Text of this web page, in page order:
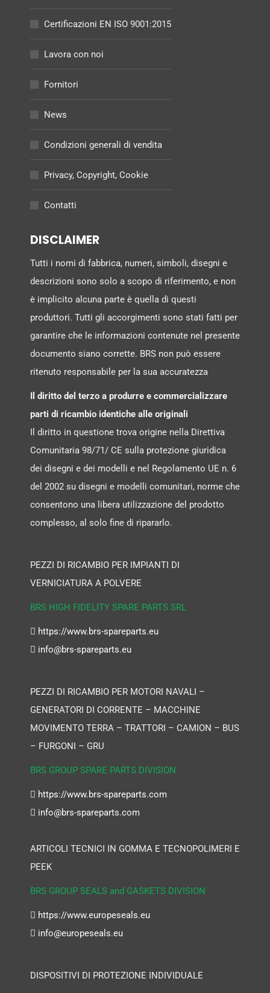
Certificazioni EN ISO 9001:2015
Lavora con noi
Fornitori
News
Condizioni generali di vendita
Privacy, Copyright, Cookie
Contatti
DISCLAIMER
Tutti i nomi di fabbrica, numeri, simboli, disegni e
descrizioni sono solo a scopo di riferimento, e non
è implicito alcuna parte è quella di questi
produttori. Tutti gli accorgimenti sono stati fatti per
garantire che le informazioni contenute nel presente
documento siano corrette. BRS non può essere
ritenuto responsabile per la sua accuratezza
Il diritto del terzo a produrre e commercializzare
parti di ricambio identiche alle originali
Il diritto in questione trova origine nella Direttiva
Comunitaria 98/71/ CE sulla protezione giuridica
dei disegni e dei modelli e nel Regolamento UE n. 6
del 2002 su disegni e modelli comunitari, norme che
consentono una libera utilizzazione del prodotto
complesso, al solo fine di ripararlo.
PEZZI DI RICAMBIO PER IMPIANTI DI
VERNICIATURA A POLVERE
BRS HIGH FIDELITY SPARE PARTS SRL
https://www.brs-spareparts.eu
info@brs-spareparts.eu
PEZZI DI RICAMBIO PER MOTORI NAVALI –
GENERATORI DI CORRENTE – MACCHINE
MOVIMENTO TERRA – TRATTORI – CAMION – BUS
– FURGONI – GRU
BRS GROUP SPARE PARTS DIVISION
https://www.brs-spareparts.com
info@brs-spareparts.com
ARTICOLI TECNICI IN GOMMA E TECNOPOLIMERI E
PEEK
BRS GROUP SEALS and GASKETS DIVISION
https://www.europeseals.eu
info@europeseals.eu
DISPOSITIVI DI PROTEZIONE INDIVIDUALE